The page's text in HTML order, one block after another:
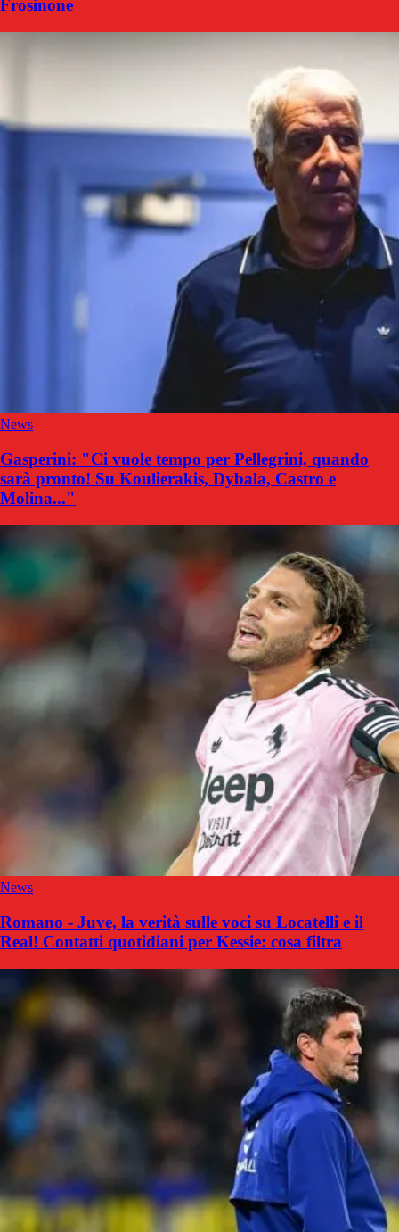
Frosinone
News
Gasperini: "Ci vuole tempo per Pellegrini, quando
sarà pronto! Su Koulierakis, Dybala, Castro e
Molina..."
News
Romano - Juve, la verità sulle voci su Locatelli e il
Real! Contatti quotidiani per Kessie: cosa filtra